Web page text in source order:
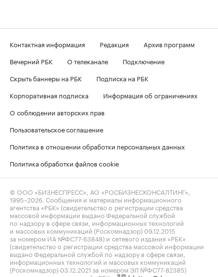
Контактная информация Редакция
Архив программ
Вечерний РБК
О телеканале
Подключение
Скрыть баннеры на РБК
Подписка на РБК
Корпоративная подписка
Информация об ограничениях
О соблюдении авторских прав
Пользовательское соглашение
Политика в отношении обработки персональных данных
Политика обработки файлов cookie
© ООО «БИЗНЕСПРЕСС», АО «РОСБИЗНЕСКОНСАЛТИНГ»,
1995–2026 . Сообщения и материалы информационного
агентства «РБК» (свидетельство о регистрации средства
массовой информации выдано Федеральной службой
по надзору в сфере связи, информационных технологий
и массовых коммуникаций (Роскомнадзор) 09.12.2015
за номером ИА №ФС77-63848) и сетевого издания «РБК»
(свидетельство о регистрации средства массовой информации
выдано Федеральной службой по надзору в сфере связи,
информационных технологий и массовых коммуникаций
(Роскомнадзор) 03.12.2021 за номером ЭЛ №ФС77-82385)